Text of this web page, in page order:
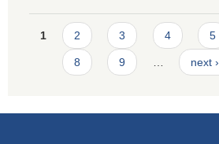
Pages
1 2 3 4 5
8 9 … next ›